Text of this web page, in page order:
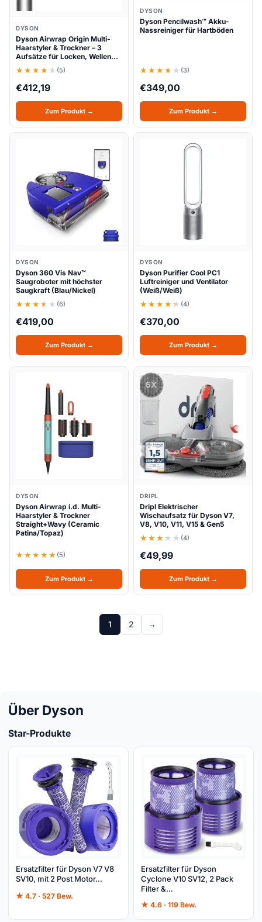
DYSON
Dyson Airwrap Origin Multi-
Haarstyler & Trockner – 3
Aufsätze für Locken, Wellen…
(5)
€412,19
Zum Produkt →
DYSON
Dyson Pencilwash™ Akku-
Nassreiniger für Hartböden
(3)
€349,00
Zum Produkt →
DYSON
Dyson 360 Vis Nav™
Saugroboter mit höchster
Saugkraft (Blau/Nickel)
(6)
€419,00
Zum Produkt →
DYSON
Dyson Purifier Cool PC1
Luftreiniger und Ventilator
(Weiß/Weiß)
(4)
€370,00
Zum Produkt →
DYSON
Dyson Airwrap i.d. Multi-
Haarstyler & Trockner
Straight+Wavy (Ceramic
Patina/Topaz)
(5)
Zum Produkt →
DRIPL
Dripl Elektrischer
Wischaufsatz für Dyson V7,
V8, V10, V11, V15 & Gen5
(4)
€49,99
Zum Produkt →
1 2 →
Über Dyson
Star-Produkte
Ersatzfilter für Dyson V7 V8
SV10, mit 2 Post Motor…
★ 4.7 · 527 Bew.
Ersatzfilter für Dyson
Cyclone V10 SV12, 2 Pack
Filter &…
★ 4.6 · 119 Bew.